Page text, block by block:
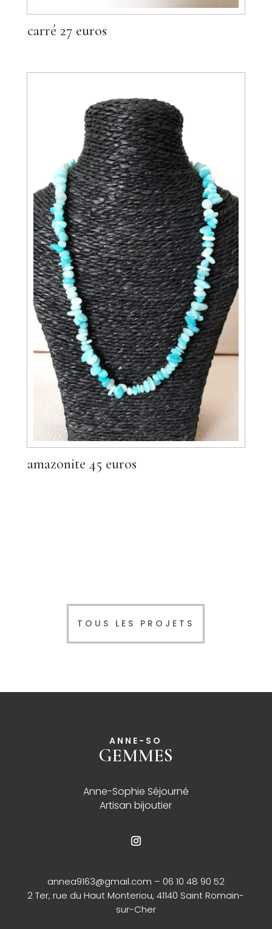
carré 27 euros
amazonite 45 euros
TOUS LES PROJETS
ANNE-SO
GEMMES
Anne-Sophie Séjourné
Artisan bijoutier
annea9163@gmail.com – 06 10 48 90 52
2 Ter, rue du Haut Monteriou, 41140 Saint Romain-
sur-Cher